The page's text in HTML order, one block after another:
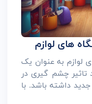
های لوازم
لوازم به عنوان یک
تاثیر چشم گیری در
داشته باشد. با